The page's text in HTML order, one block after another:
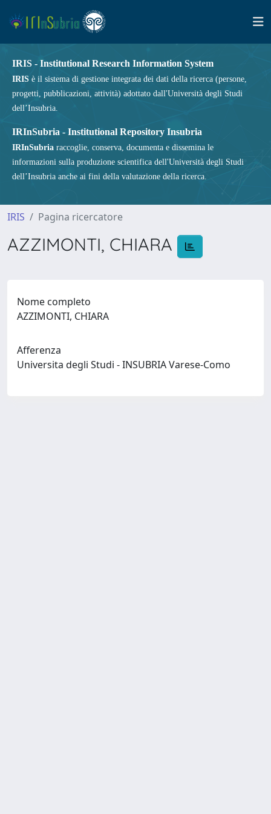
IRIS - Institutional Research Information System
IRIS è il sistema di gestione integrata dei dati della ricerca (persone,
progetti, pubblicazioni, attività) adottato dall'Università degli Studi
dell’Insubria.
IRInSubria - Institutional Repository Insubria
IRInSubria raccoglie, conserva, documenta e dissemina le
informazioni sulla produzione scientifica dell'Università degli Studi
dell’Insubria anche ai fini della valutazione della ricerca.
IRIS Pagina ricercatore
AZZIMONTI, CHIARA
Nome completo
AZZIMONTI, CHIARA
Afferenza
Universita degli Studi - INSUBRIA Varese-Como